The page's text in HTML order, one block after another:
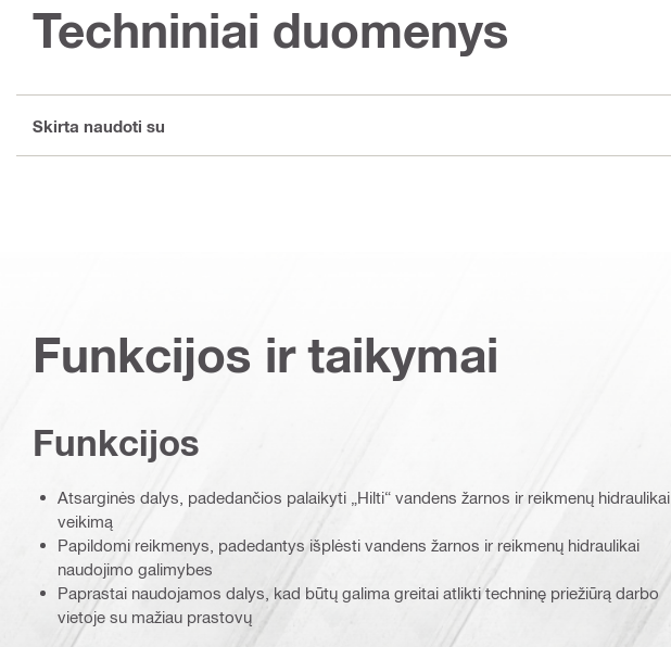
Techniniai duomenys
Skirta naudoti su
Funkcijos ir taikymai
Funkcijos
Atsarginės dalys, padedančios palaikyti „Hilti“ vandens žarnos ir reikmenų hidraulikai
veikimą
Papildomi reikmenys, padedantys išplėsti vandens žarnos ir reikmenų hidraulikai
naudojimo galimybes
Paprastai naudojamos dalys, kad būtų galima greitai atlikti techninę priežiūrą darbo
vietoje su mažiau prastovų